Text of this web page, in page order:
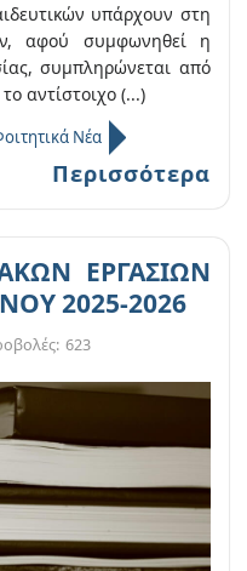
υπάρχουν στη
αφού συμφωνηθεί η
συμπληρώνεται από
αντίστοιχο (...)
Νέα
Περισσότερα
ΕΡΓΑΣΙΩΝ
2025-2026
623